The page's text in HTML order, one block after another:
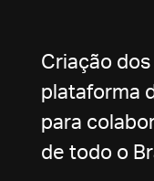
Criação
plataforma
para
de todo o